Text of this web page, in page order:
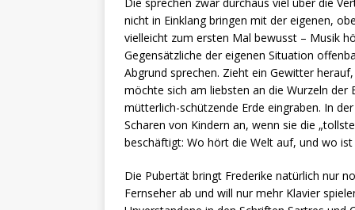
nicht in Einklang bringen mit der eigenen,
vielleicht zum ersten Mal bewusst – Musik
Gegensätzliche der eigenen Situation
Abgrund sprechen. Zieht ein Gewitter
möchte sich am liebsten an die Wurzeln
mütterlich-schützende Erde eingraben. In
Scharen von Kindern an, wenn sie die
beschäftigt: Wo hört die Welt auf, und wo
Die Pubertät bringt Frederike natürlich nur
Fernseher ab und will nur mehr Klavier